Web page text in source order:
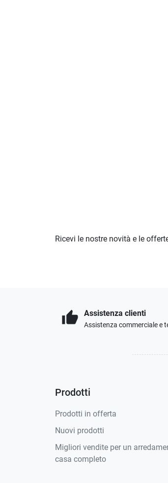
Ricevi le nostre novità e le
thumb_up Assistenza clienti
Assistenza commerciale e
Prodotti
Prodotti in offerta
Nuovi prodotti
Migliori vendite per un
casa completo